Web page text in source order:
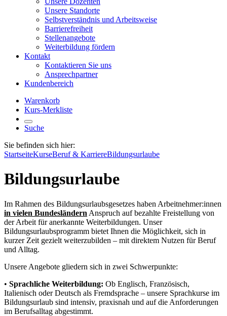
Unsere Standorte
Selbstverständnis und Arbeitsweise
Barrierefreiheit
Stellenangebote
Weiterbildung fördern
Kontakt
Kontaktieren Sie uns
Ansprechpartner
Kundenbereich
Warenkorb
Kurs-Merkliste
Suche
Sie befinden sich hier:
StartseiteKurseBeruf & KarriereBildungsurlaube
Bildungsurlaube
Im Rahmen des Bildungsurlaubsgesetzes haben Arbeitnehmer:innen
in vielen Bundesländern Anspruch auf bezahlte Freistellung von
der Arbeit für anerkannte Weiterbildungen. Unser
Bildungsurlaubsprogramm bietet Ihnen die Möglichkeit, sich in
kurzer Zeit gezielt weiterzubilden – mit direktem Nutzen für Beruf
und Alltag.
Unsere Angebote gliedern sich in zwei Schwerpunkte:
• Sprachliche Weiterbildung: Ob Englisch, Französisch,
Italienisch oder Deutsch als Fremdsprache – unsere Sprachkurse im
Bildungsurlaub sind intensiv, praxisnah und auf die Anforderungen
im Berufsalltag abgestimmt.